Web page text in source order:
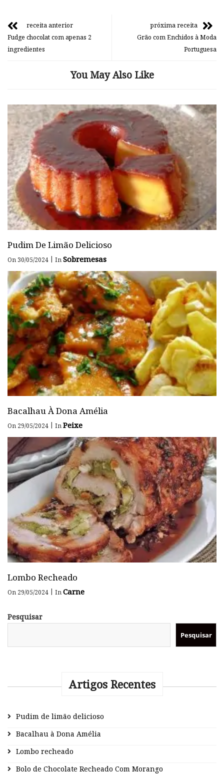
receita anterior
Fudge chocolat com apenas 2
ingredientes
próxima receita
Grão com Enchidos à Moda
Portuguesa
You May Also Like
Pudim De Limão Delicioso
On 30/05/2024 | InSobremesas
Bacalhau À Dona Amélia
On 29/05/2024 | InPeixe
Lombo Recheado
On 29/05/2024 | InCarne
Pesquisar
Pesquisar
Artigos Recentes
Pudim de limão delicioso
Bacalhau à Dona Amélia
Lombo recheado
Bolo de Chocolate Recheado Com Morango